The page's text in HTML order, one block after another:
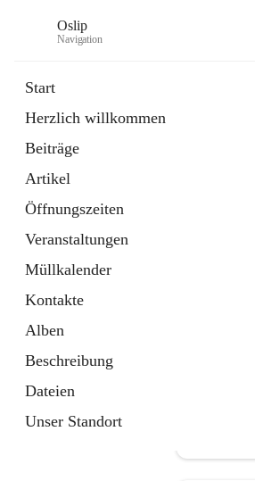
Oslip
Navigation
Start
Herzlich willkommen
Beiträge
Artikel
Öffnungszeiten
Veranstaltungen
Müllkalender
Kontakte
Alben
Beschreibung
Dateien
Unser Standort